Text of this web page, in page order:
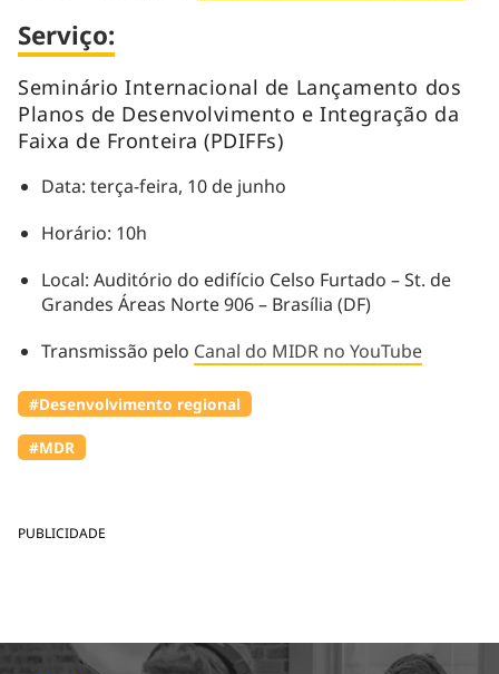
PUBLICIDADE
Serviço:
Seminário Internacional de Lançamento dos
Planos de Desenvolvimento e Integração da
Faixa de Fronteira (PDIFFs)
Data: terça-feira, 10 de junho
Horário: 10h
Local: Auditório do edifício Celso Furtado – St. de
Grandes Áreas Norte 906 – Brasília (DF)
Transmissão pelo Canal do MIDR no YouTube
#Desenvolvimento regional
#MDR